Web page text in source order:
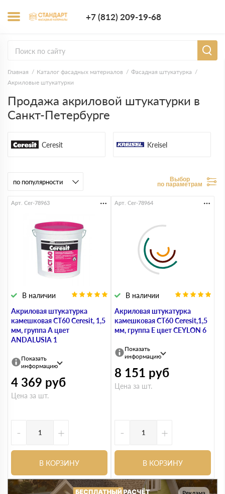
+7 (812) 209-19-68
Главная Каталог фасадных материалов
Фасадная штукатурка
Акриловые штукатурки
Продажа акриловой штукатурки в
Санкт-Петербурге
Ceresit Kreisel
Выбор
по параметрам
Акриловая штукатурка
камешковая СТ60 Ceresit, 1,5
мм, группа A цвет
ANDALUSIA 1
В наличии
Арт. Cer-78963
Показать
информацию
4 369 руб
Цена за шт.
- +
В КОРЗИНУ
Акриловая штукатурка
камешковая СТ60 Ceresit,1,5
мм, группа Е цвет CEYLON 6
В наличии
Арт. Cer-78964
Показать
информацию
8 151 руб
Цена за шт.
- +
В КОРЗИНУ